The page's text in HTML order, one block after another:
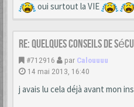
oui surtout la VIE
Re: Quelques conseils de
#712916 par Calouuuu
14 mai 2013, 16:40
j avais lu cela déjà avant mon